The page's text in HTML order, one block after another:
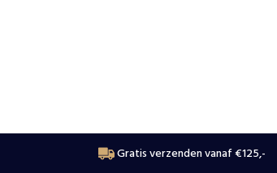
Gratis verzenden vanaf €125,-